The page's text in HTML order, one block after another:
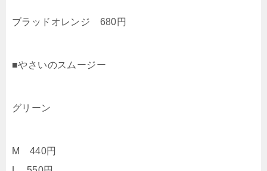
ブラッドオレンジ 680円
■やさいのスムージー
グリーン
M 440円